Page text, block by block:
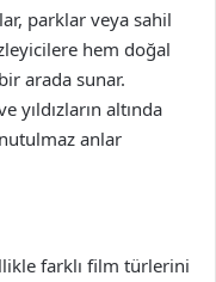
parklar veya sahil
hem doğal
arada sunar.
yıldızların altında
anlar
farklı film türlerini